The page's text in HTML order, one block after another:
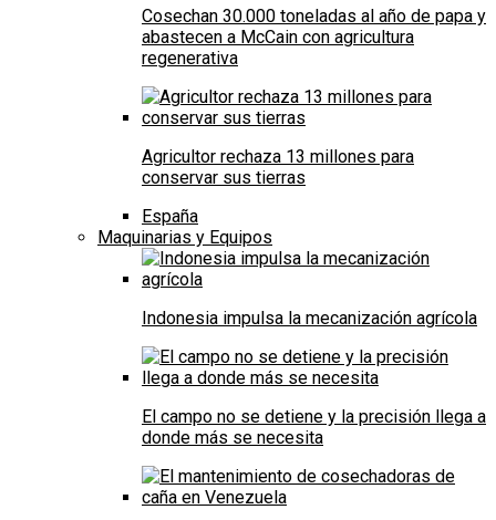
Cosechan 30.000 toneladas al año de papa y
abastecen a McCain con agricultura
regenerativa
Agricultor rechaza 13 millones para
conservar sus tierras
España
Maquinarias y Equipos
Indonesia impulsa la mecanización agrícola
El campo no se detiene y la precisión llega a
donde más se necesita